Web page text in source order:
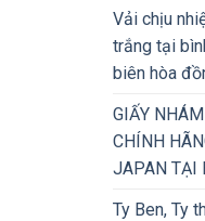
Vải chịu
trắng tại
biên hòa
GIẤY
CHÍNH
JAPAN TẠI
Ty Ben, Ty